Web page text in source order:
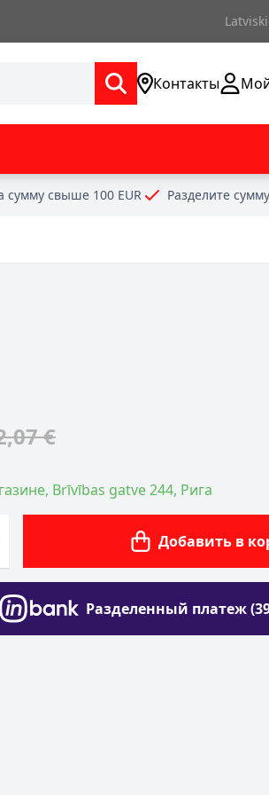
Latviski
Контакты
сумму свыше 100 EUR Разделите
€
Brīvības gatve 244, Рига
Добавить в
Разделенный платеж